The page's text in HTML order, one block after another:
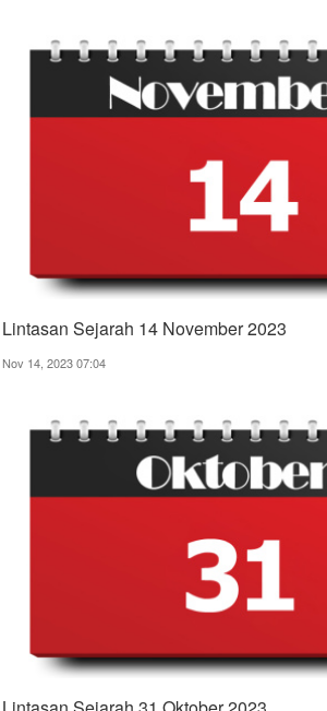
Lintasan Sejarah 14 November 2023
Nov 14, 2023 07:04